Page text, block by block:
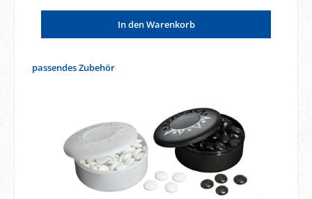
In den Warenkorb
Produktgalerie überspringen
passendes Zubehör